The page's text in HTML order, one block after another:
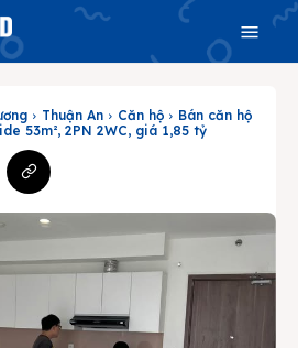
Search
cập nhật V3
hơn
Thuận An Căn hộ
Bán căn hộ
53m², 2PN 2WC, giá 1,85 tỷ